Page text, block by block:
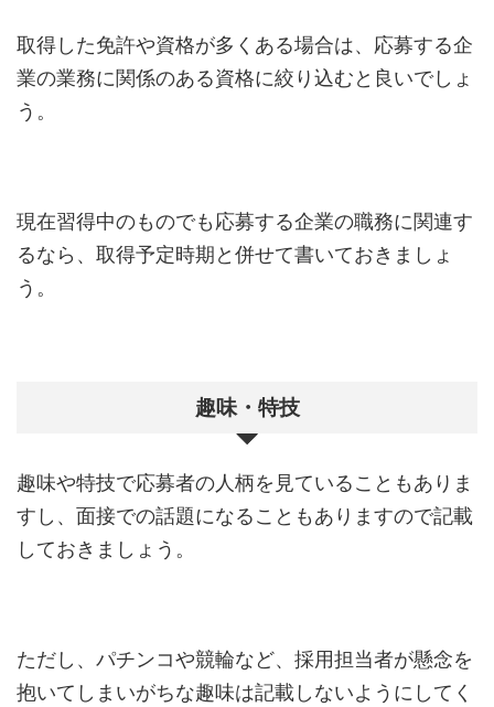
取得した免許や資格が多くある場合は、応募する企
業の業務に関係のある資格に絞り込むと良いでしょ
う。
現在習得中のものでも応募する企業の職務に関連す
るなら、取得予定時期と併せて書いておきましょ
う。
趣味・特技
趣味や特技で応募者の人柄を見ていることもありま
すし、面接での話題になることもありますので記載
しておきましょう。
ただし、パチンコや競輪など、採用担当者が懸念を
抱いてしまいがちな趣味は記載しないようにしてく